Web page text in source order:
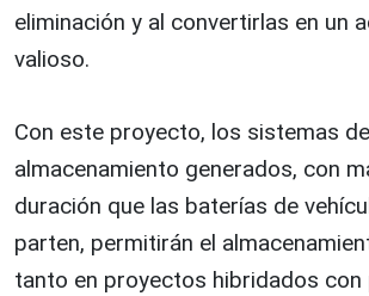
eliminación y al convertirlas en un
valioso.
Con este proyecto, los sistemas de
almacenamiento generados, con
duración que las baterías de
parten, permitirán el
tanto en proyectos hibridados con